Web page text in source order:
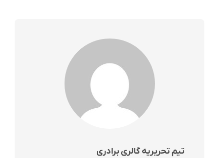
تیم تحریریه گالری برادری